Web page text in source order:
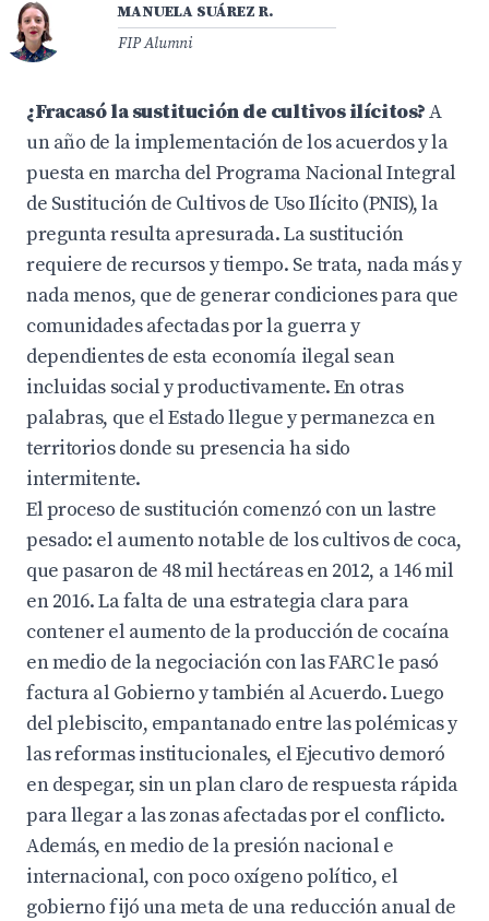
MANUELA SUÁREZ R.
FIP Alumni
¿Fracasó la sustitución de cultivos ilícitos?A
un año de la implementación de los acuerdos y la
puesta en marcha del Programa Nacional Integral
de Sustitución de Cultivos de Uso Ilícito (PNIS), la
pregunta resulta apresurada. La sustitución
requiere de recursos y tiempo. Se trata, nada más y
nada menos, que de generar condiciones para que
comunidades afectadas por la guerra y
dependientes de esta economía ilegal sean
incluidas social y productivamente. En otras
palabras, que el Estado llegue y permanezca en
territorios donde su presencia ha sido
intermitente.
El proceso de sustitución comenzó con un lastre
pesado: el aumento notable de los cultivos de coca,
que pasaron de 48 mil hectáreas en 2012, a 146 mil
en 2016. La falta de una estrategia clara para
contener el aumento de la producción de cocaína
en medio de la negociación con las FARC le pasó
factura al Gobierno y también al Acuerdo. Luego
del plebiscito, empantanado entre las polémicas y
las reformas institucionales, el Ejecutivo demoró
en despegar, sin un plan claro de respuesta rápida
para llegar a las zonas afectadas por el conflicto.
Además, en medio de la presión nacional e
internacional, con poco oxígeno político, el
gobierno fijó una meta de una reducción anual de